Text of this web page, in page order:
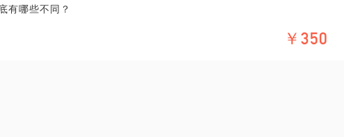
有哪些不同？
的只有文化知识吗？
，习惯等等。
们的手，一起快乐地走进小学，大声而自豪地说：“我是一名光荣的小
￥350